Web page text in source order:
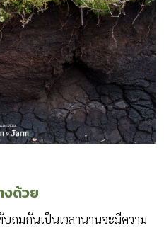
งด้วย
ถมกันเป็นเวลานานจะมีความ